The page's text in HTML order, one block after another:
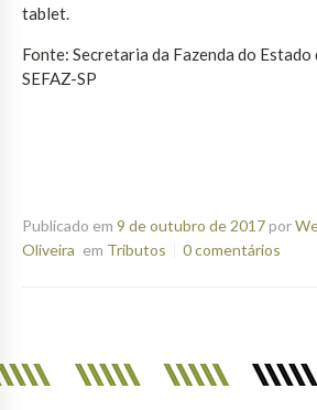
tablet.
Fonte: Secretaria da Fazenda do Estado
SEFAZ-SP
Publicado em 9 de outubro de 2017por
Oliveira em Tributos 0 comentários